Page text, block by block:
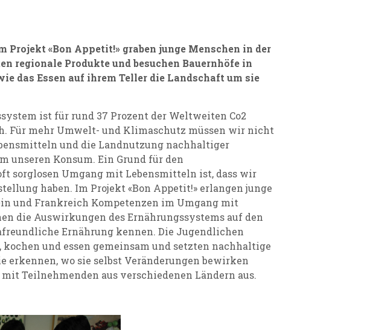
Projekt «Bon Appetit!» graben junge Menschen in der
regionale Produkte und besuchen Bauernhöfe in
das Essen auf ihrem Teller die Landschaft um sie
ist für rund 37 Prozent der Weltweiten Co2
Für mehr Umwelt- und Klimaschutz müssen wir nicht
und die Landnutzung nachhaltiger
unseren Konsum. Ein Grund für den
sorglosen Umgang mit Lebensmitteln ist, dass wir
haben. Im Projekt «Bon Appetit!» erlangen junge
und Frankreich Kompetenzen im Umgang mit
die Auswirkungen des Ernährungssystems auf den
Ernährung kennen. Die Jugendlichen
kochen und essen gemeinsam und setzten nachhaltige
erkennen, wo sie selbst Veränderungen bewirken
Teilnehmenden aus verschiedenen Ländern aus.